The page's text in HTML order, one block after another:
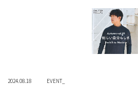
2024.08.18 EVENT_